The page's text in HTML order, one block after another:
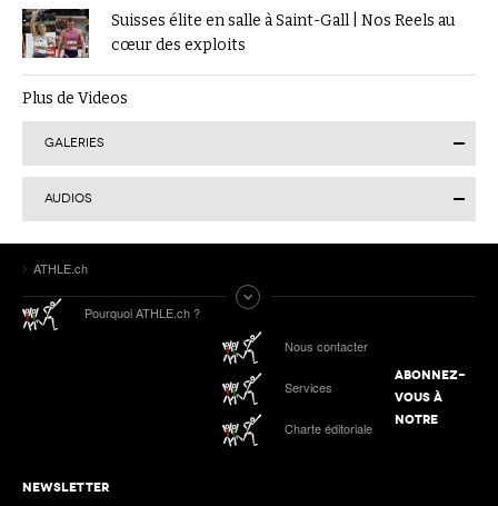
Suisses élite en salle à Saint-Gall | Nos Reels au
cœur des exploits
Plus de Videos
GALERIES
ATHLE.ch aux Mondiaux indoor 2025 à Nanjing :
tous les liens de notre suivi spécial
ATHLE.ch à l’Euro indoor 2025 à Apeldoorn
AUDIOS
Tokyo 2025 | Le Podcast d’ATHLE.ch | Jour 9 :
Werro 6e de sa 1ère finale mondiale en plein air
Podcast n°4 : Grand Slam Track, grande
première à Kingston
ATHLE.ch
Pourquoi ATHLE.ch ?
Nous contacter
Services
Charte éditoriale
ABONNEZ-
VOUS À
NOTRE
NEWSLETTER